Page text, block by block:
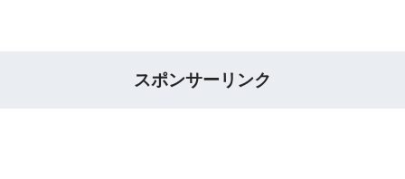
スポンサーリンク